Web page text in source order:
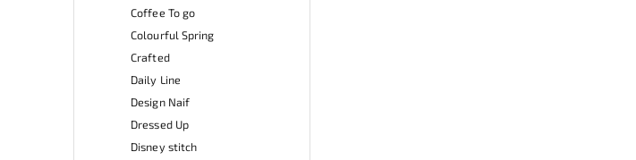
Coffee To go
Colourful Spring
Crafted
Daily Line
Design Naif
Dressed Up
Disney stitch